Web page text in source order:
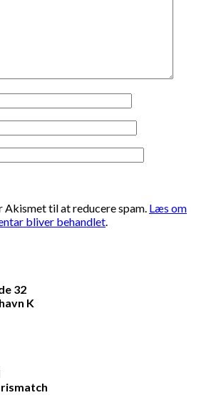
Akismet til at reducere spam. Læs om
bliver behandlet.
32
K